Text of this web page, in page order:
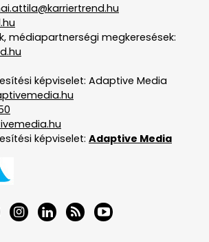
médiapartnerségi megkeresések:
képviselet: Adaptive Media
képviselet: Adaptive Media